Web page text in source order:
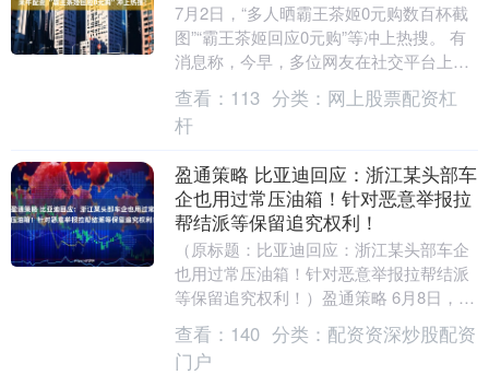
7月2日，“多人晒霸王茶姬0元购数百杯截
图”“霸王茶姬回应0元购”等冲上热搜。 有
消息称，今早，多位网友在社交平台上发
帖称，霸王茶姬武汉多家门店凌晨出现0元
购，....
查看： 113 分类： 网上股票配资杠
杆
盈通策略 比亚迪回应：浙江某头部车
企也用过常压油箱！针对恶意举报拉
帮结派等保留追究权利！
（原标题：比亚迪回应：浙江某头部车企
也用过常压油箱！针对恶意举报拉帮结派
等保留追究权利！）盈通策略 6月8日，比
亚迪集团品牌及公关处总经理李云飞发文
回应"常压油....
查看： 140 分类： 配资资深炒股配资
门户